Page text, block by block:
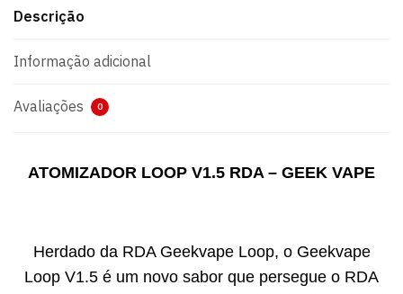
Descrição
Informação adicional
Avaliações 0
ATOMIZADOR LOOP V1.5 RDA – GEEK VAPE
Herdado da RDA Geekvape Loop, o Geekvape
Loop V1.5 é um novo sabor que persegue o RDA